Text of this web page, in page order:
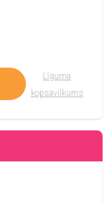
Līguma
kopsavilkums